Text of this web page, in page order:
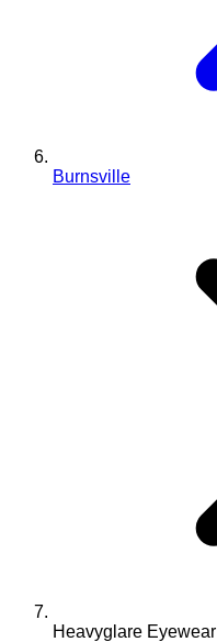
Burnsville
Heavyglare Eyewear